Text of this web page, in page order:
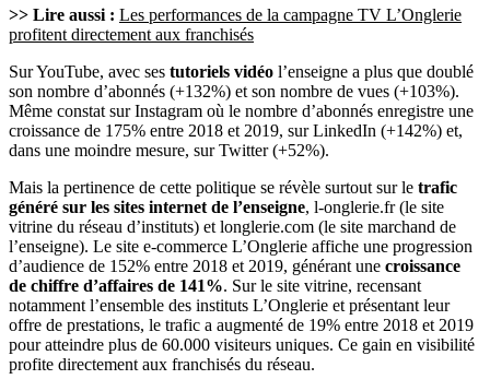
>> Lire aussi : Les performances de la campagne TV L’Onglerie
profitent directement aux franchisés
Sur YouTube, avec ses tutoriels vidéo l’enseigne a plus que doublé
son nombre d’abonnés (+132%) et son nombre de vues (+103%).
Même constat sur Instagram où le nombre d’abonnés enregistre une
croissance de 175% entre 2018 et 2019, sur LinkedIn (+142%) et,
dans une moindre mesure, sur Twitter (+52%).
Mais la pertinence de cette politique se révèle surtout sur le trafic
généré sur les sites internet de l’enseigne, l-onglerie.fr (le site
vitrine du réseau d’instituts) et longlerie.com (le site marchand de
l’enseigne). Le site e-commerce L’Onglerie affiche une progression
d’audience de 152% entre 2018 et 2019, générant une croissance
de chiffre d’affaires de 141%. Sur le site vitrine, recensant
notamment l’ensemble des instituts L’Onglerie et présentant leur
offre de prestations, le trafic a augmenté de 19% entre 2018 et 2019
pour atteindre plus de 60.000 visiteurs uniques. Ce gain en visibilité
profite directement aux franchisés du réseau.